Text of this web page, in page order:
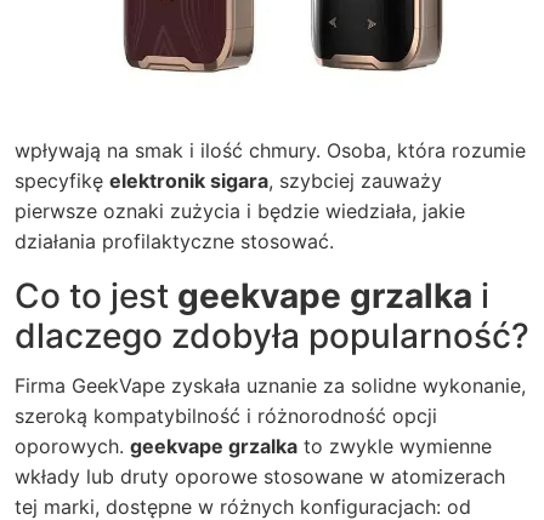
wpływają na smak i ilość chmury. Osoba, która rozumie
specyfikę elektronik sigara, szybciej zauważy
pierwsze oznaki zużycia i będzie wiedziała, jakie
działania profilaktyczne stosować.
Co to jest geekvape grzalka i
dlaczego zdobyła popularność?
Firma GeekVape zyskała uznanie za solidne wykonanie,
szeroką kompatybilność i różnorodność opcji
oporowych. geekvape grzalka to zwykle wymienne
wkłady lub druty oporowe stosowane w atomizerach
tej marki, dostępne w różnych konfiguracjach: od